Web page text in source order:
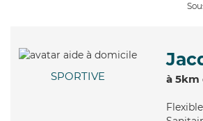
SPORTIVE à 5km
Flexible